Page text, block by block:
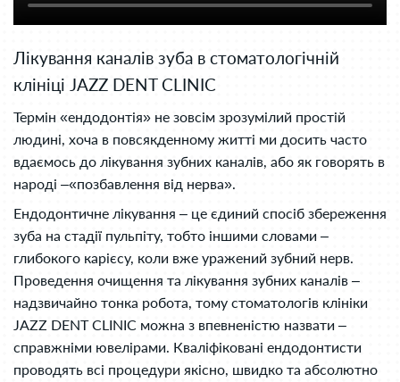
Лікування каналів зуба в стоматологічній
клініці JAZZ DENT CLINIC
Термін «ендодонтія» не зовсім зрозумілий простій
людині, хоча в повсякденному житті ми досить часто
вдаємось до лікування зубних каналів, або як говорять в
народі –«позбавлення від нерва».
Ендодонтичне лікування – це єдиний спосіб збереження
зуба на стадії пульпіту, тобто іншими словами –
глибокого карієсу, коли вже уражений зубний нерв.
Проведення очищення та лікування зубних каналів –
надзвичайно тонка робота, тому стоматологів клініки
JAZZ DENT CLINIC можна з впевненістю назвати –
справжніми ювелірами. Кваліфіковані ендодонтисти
проводять всі процедури якісно, швидко та абсолютно